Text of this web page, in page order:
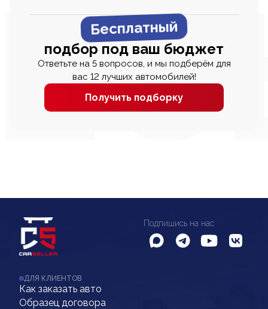
Бесплатный
подбор под ваш бюджет
Ответьте на 5 вопросов, и мы подберём для
вас 12 лучших автомобилей!
Получить подборку
Подпишись на нас
ДЛЯ КЛИЕНТОВ
Как заказать авто
Образец договора